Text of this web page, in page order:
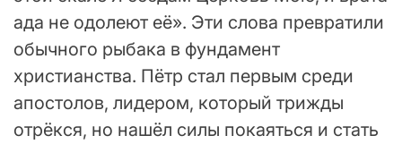
ада не одолеют её». Эти слова превратили
обычного рыбака в фундамент
христианства. Пётр стал первым среди
апостолов, лидером, который трижды
отрёкся, но нашёл силы покаяться и стать